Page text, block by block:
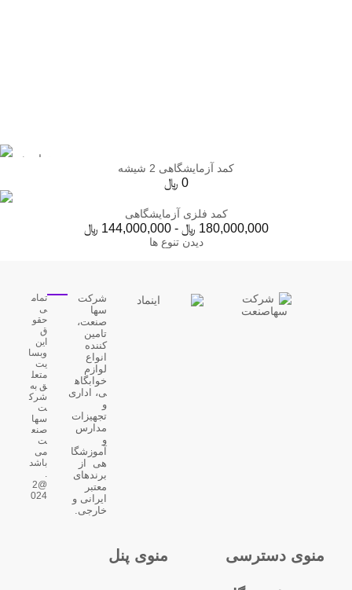
تمام شده
کمد آزمایشگاهی 2 شیشه
0 ﷼
کمد فلزی آزمایشگاهی
144,000,000 ﷼ - 180,000,000 ﷼
دیدن تنوع ها
شرکت
سها
صنعت،
تامین
کننده
انواع
لوازم
خوابگاه
ی، اداری
و
تجهیزات
مدارس
و
آموزشگا
هی از
برندهای
معتبر
ایرانی و
خارجی.
تمام
ی
حقو
ق
این
وبسا
یت
متعل
ق به
شرک
ت
سها
صنع
ت
می
باشد
.
@2
024
منوی دسترسی منوی پنل